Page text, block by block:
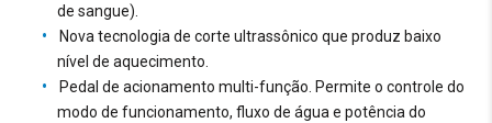
Quanto mais suave a pressão da serra piezoelétrica
sobre o osso, mais linear a vibração do instrumento e
melhor o corte.
Ultrassom
de sangue).
Nova tecnologia de corte ultrassônico que produz baixo
nível de aquecimento.
Pedal de acionamento multi-função. Permite o controle do
modo de funcionamento, fluxo de água e potência do